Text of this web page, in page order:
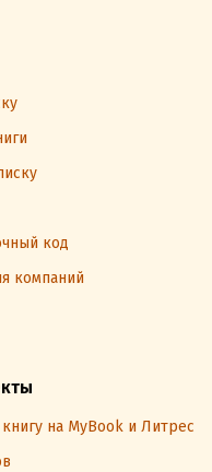
код
компаний
на MyBook и Литрес